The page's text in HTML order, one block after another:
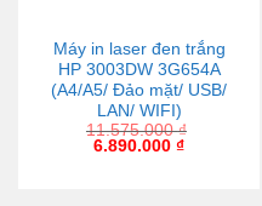
Máy in laser đen trắng
HP 3003DW 3G654A
(A4/A5/ Đảo mặt/ USB/
LAN/ WIFI)
11.575.000₫
6.890.000 ₫